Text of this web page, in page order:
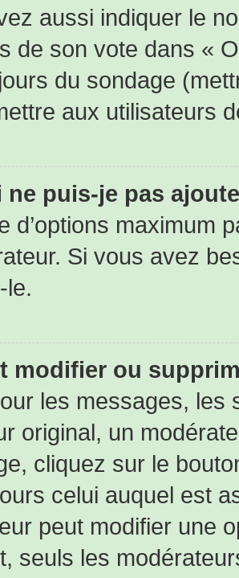
aussi indiquer le
de son vote dans «
du sondage
aux utilisateurs
ne puis-je pas
d’options maximum
Si vous avez
le.
modifier ou
les messages, les
original, un
cliquez sur le
celui auquel est
peut modifier une
seuls les